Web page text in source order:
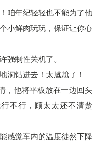
咱年纪轻轻也不能为了他
小鲜肉玩玩，保证让你心
强制性关机了。
洞钻进去！太尴尬了！
，他将平板放在一边回头
不行，顾太太还不清楚
感觉车内的温度徒然下降